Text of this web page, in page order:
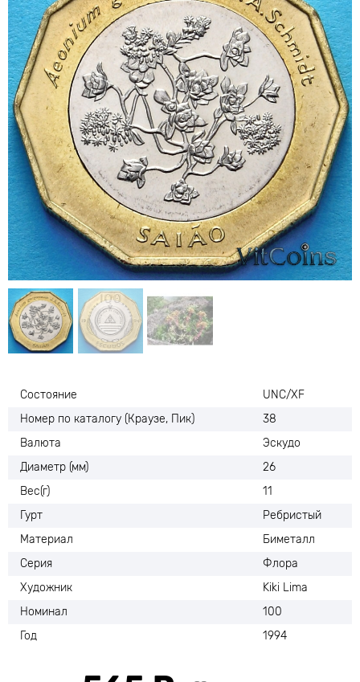
Состояние
UNC/XF
Номер по каталогу (Краузе, Пик)
38
Валюта
Эскудо
Диаметр (мм)
26
Вес(г)
11
Гурт
Ребристый
Материал
Биметалл
Серия
Флора
Художник
Kiki Lima
Номинал
100
Год
1994